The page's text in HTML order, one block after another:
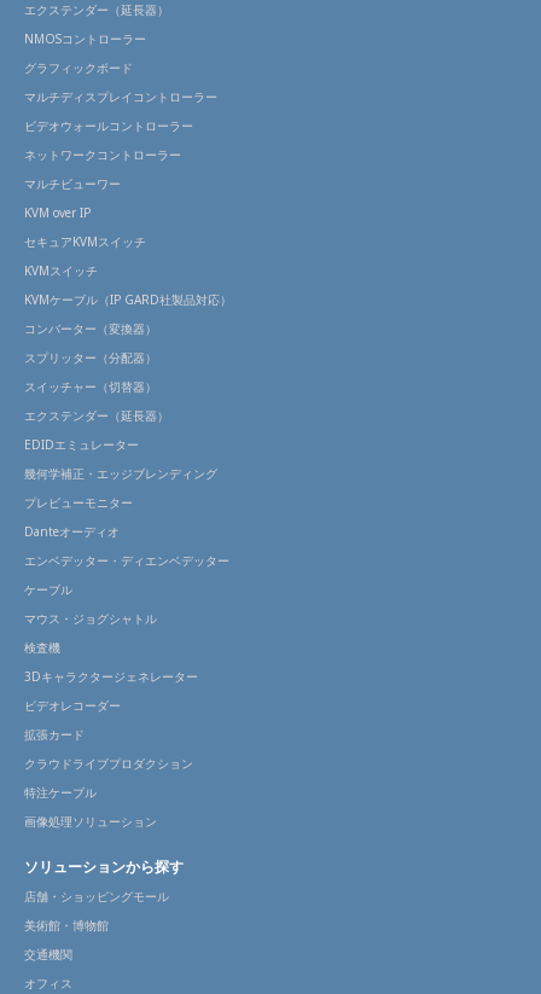
エクステンダー（延長器）
NMOSコントローラー
グラフィックボード
マルチディスプレイコントローラー
ビデオウォールコントローラー
ネットワークコントローラー
マルチビューワー
KVM over IP
セキュアKVMスイッチ
KVMスイッチ
KVMケーブル（IP GARD社製品対応）
コンバーター（変換器）
スプリッター（分配器）
スイッチャー（切替器）
エクステンダー（延長器）
EDIDエミュレーター
幾何学補正・エッジブレンディング
プレビューモニター
Danteオーディオ
エンベデッター・ディエンベデッター
ケーブル
マウス・ジョグシャトル
検査機
3Dキャラクタージェネレーター
ビデオレコーダー
拡張カード
クラウドライブプロダクション
特注ケーブル
画像処理ソリューション
ソリューションから探す
店舗・ショッピングモール
美術館・博物館
交通機関
オフィス